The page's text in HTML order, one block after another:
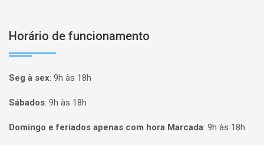
Horário de funcionamento
Seg à sex: 9h às 18h
Sábados: 9h às 18h
Domingo e feriados apenas com hora Marcada: 9h às 18h